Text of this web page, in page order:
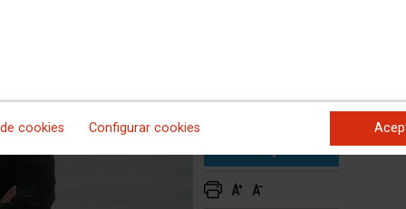
cookies Configurar cookies